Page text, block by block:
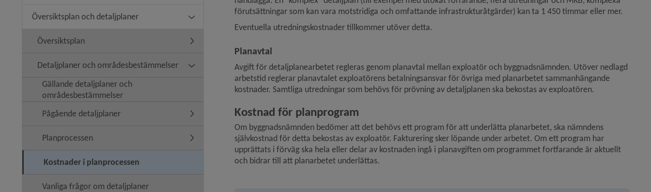
Översiktsplan och detaljplaner Undermeny för Översiktsplan och detaljplaner
Översiktsplan Undermeny för Översiktsplan
Detaljplaner och områdesbestämmelser Undermeny för Detaljplaner och områdesbestämmelser
Gällande detaljplaner och
områdesbestämmelser
Pågående detaljplaner
Undermeny för Pågående detaljplaner
Planprocessen Undermeny för Planprocessen
Kostnader i planprocessen
Vanliga frågor om detaljplaner
förutsättningar som kan vara motstridiga och omfattande infrastrukturåtgärder) kan ta 1 450 timmar eller mer.
Eventuella utredningskostnader tillkommer utöver detta.
Planavtal
Avgift för detaljplanearbetet regleras genom planavtal mellan exploatör och byggnadsnämnden. Utöver nedlagd
arbetstid reglerar planavtalet exploatörens betalningsansvar för övriga med planarbetet sammanhängande
kostnader. Samtliga utredningar som behövs för prövning av detaljplanen ska bekostas av exploatören.
Kostnad för planprogram
Om byggnadsnämnden bedömer att det behövs ett program för att underlätta planarbetet, ska nämndens
självkostnad för detta bekostas av exploatör. Fakturering sker löpande under arbetet. Om ett program har
upprättats i förväg ska hela eller delar av kostnaden ingå i planavgiften om programmet fortfarande är aktuellt
och bidrar till att planarbetet underlättas.